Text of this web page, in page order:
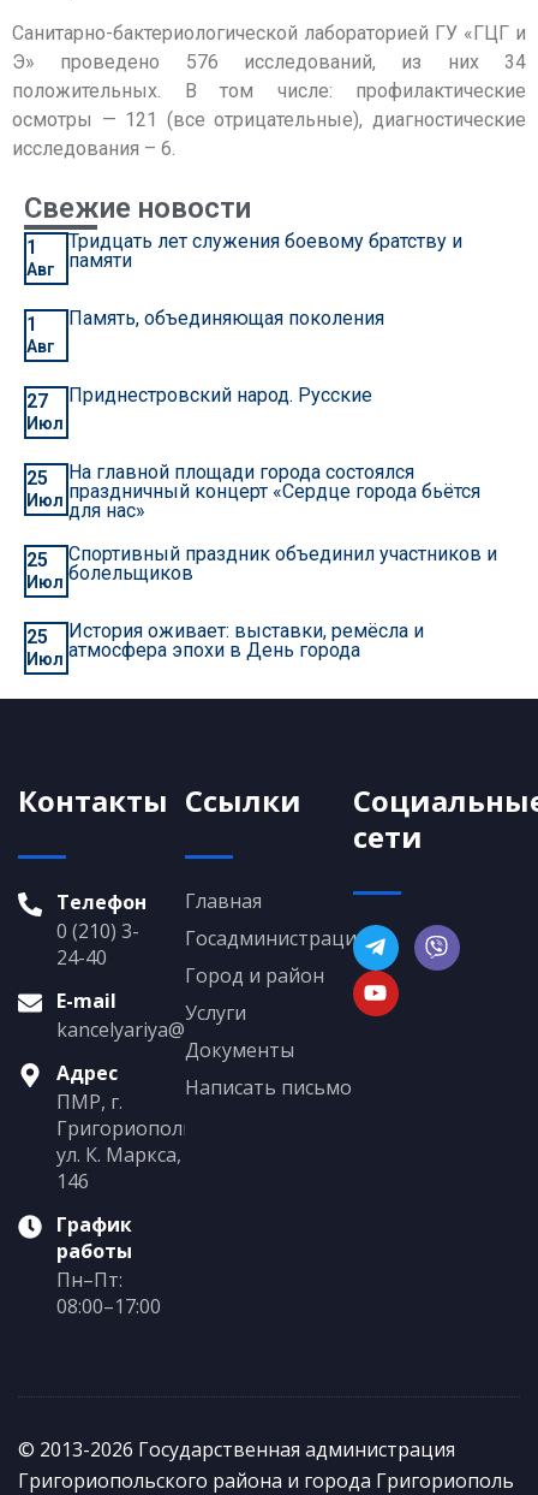
Санитарно-бактериологической лабораторией ГУ «ГЦГ и
Э» проведено 576 исследований, из них 34
положительных. В том числе: профилактические
осмотры — 121 (все отрицательные), диагностические
исследования – 6.
Свежие новости
1
Авг
Тридцать лет служения боевому братству и
памяти
1
Авг
Память, объединяющая поколения
27
Июл
Приднестровский народ. Русские
25
Июл
На главной площади города состоялся
праздничный концерт «Сердце города бьётся
для нас»
25
Июл
Спортивный праздник объединил участников и
болельщиков
25
Июл
История оживает: выставки, ремёсла и
атмосфера эпохи в День города
Контакты
Телефон
0 (210) 3-
24-40
E-mail
kancelyariya@grigoriopol.gospmr.org
Адрес
ПМР, г.
Григориополь,
ул. К. Маркса,
146
График
работы
Пн–Пт:
08:00–17:00
Ссылки
Главная
Госадминистрация
Город и район
Услуги
Документы
Написать письмо
сети
© 2013-2026 Государственная администрация
Григориопольского района и города Григориополь